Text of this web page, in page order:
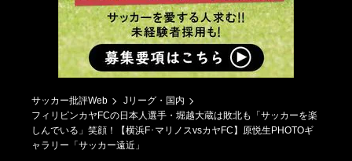
サッカー批評Web
Jリーグ・国内
フィリピンカヤFCの日本人選手・堀越大蔵は敗北も「サッカーを楽
しんでいる」笑顔！【横浜F･マリノスvsカヤFC】原悦生PHOTOギ
ャラリー「サッカー遠近」